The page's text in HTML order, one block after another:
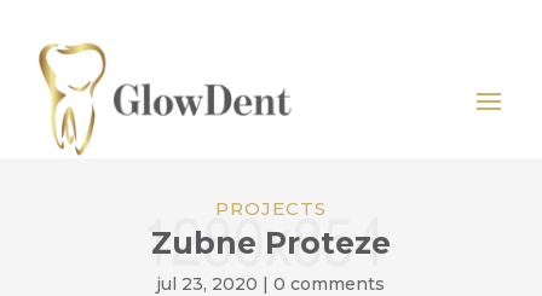
PROJECTS
Zubne Proteze
jul 23, 2020 |0 comments